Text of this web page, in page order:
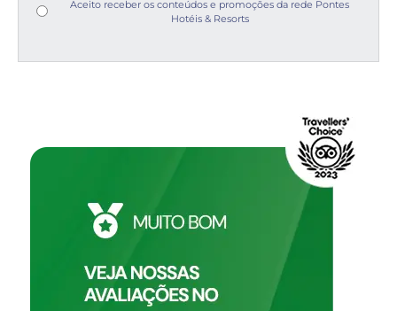
Aceito receber os conteúdos e promoções da rede Pontes
Hotéis & Resorts